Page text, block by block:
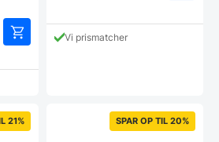
vare
varianter.
Mulighederne
vare
på
Vi prismatcher
21% SPAR OP TIL 20%